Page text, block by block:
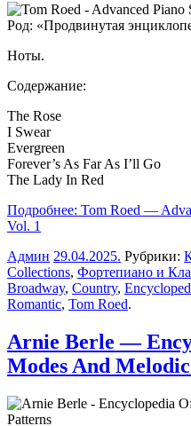
Род: «Продвинутая
Ноты.
Содержание:
The Rose
I Swear
Evergreen
Forever’s As Far As I’ll Go
The Lady In Red
Подробнее: Tom Roed —
Vol. 1
Админ 29.04.2025. Рубрики:
Collections, Фортепиано и
Broadway, Country,
Romantic, Tom Roed.
Arnie Berle —
Modes And